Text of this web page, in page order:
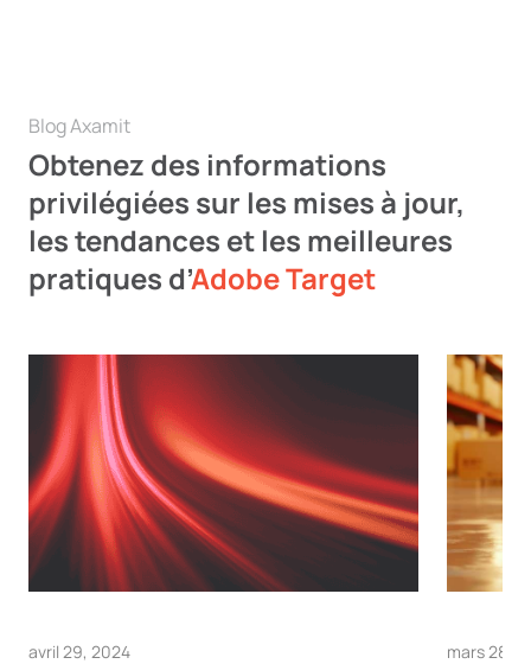
Blog Axamit
Obtenez des informations
privilégiées sur les mises à jour,
les tendances et les meilleures
pratiques d’Adobe Target
avril 29, 2024 mars 28,